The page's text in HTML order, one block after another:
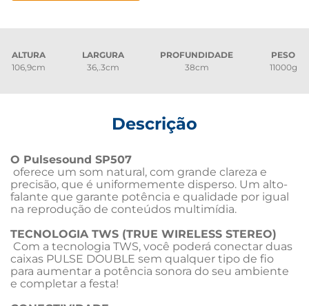
ALTURA
106,9cm
LARGURA
36,.3cm
PROFUNDIDADE
38cm
PESO
11000g
Descrição
O Pulsesound SP507
precisão, que é uniformemente disperso. Um alto-
falante que garante potência e qualidade por igual
na reprodução de conteúdos multimídia.
TECNOLOGIA TWS (TRUE WIRELESS STEREO)
caixas PULSE DOUBLE sem qualquer tipo de fio
para aumentar a potência sonora do seu ambiente
e completar a festa!